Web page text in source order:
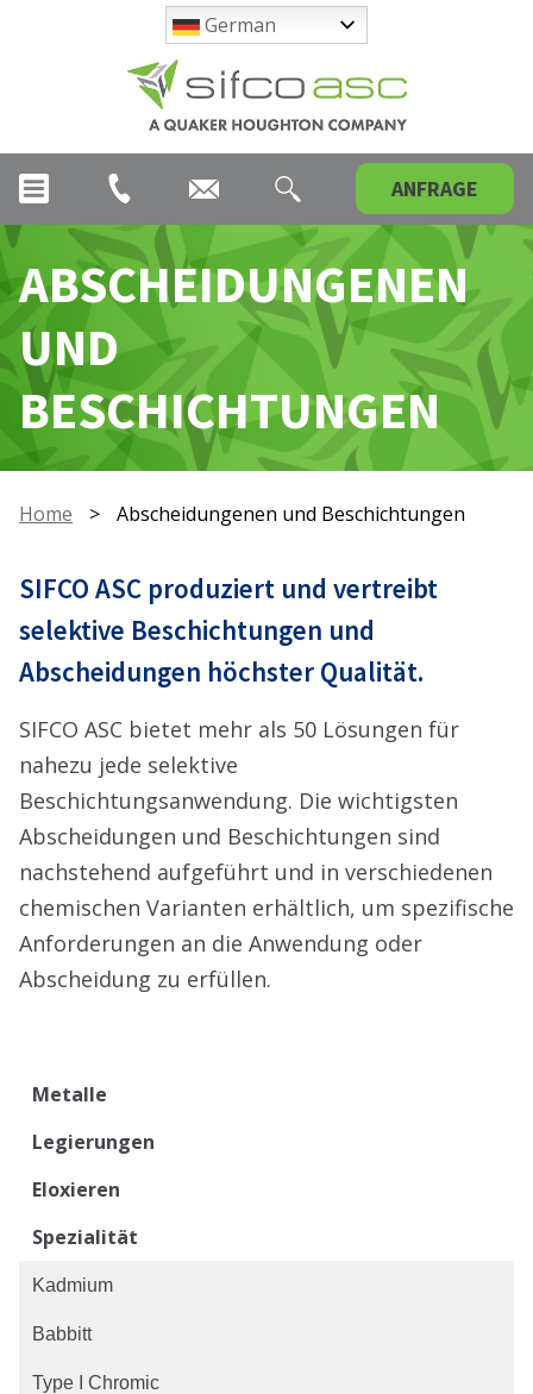
German
ANFRAGE
ABSCHEIDUNGENEN
UND
BESCHICHTUNGEN
Home > Abscheidungenen und Beschichtungen
SIFCO ASC produziert und vertreibt
selektive Beschichtungen und
Abscheidungen höchster Qualität.
SIFCO ASC bietet mehr als 50 Lösungen für
nahezu jede selektive
Beschichtungsanwendung. Die wichtigsten
Abscheidungen und Beschichtungen sind
nachstehend aufgeführt und in verschiedenen
chemischen Varianten erhältlich, um spezifische
Anforderungen an die Anwendung oder
Abscheidung zu erfüllen.
Metalle
Legierungen
Eloxieren
Spezialität
Kadmium
Babbitt
Type I Chromic